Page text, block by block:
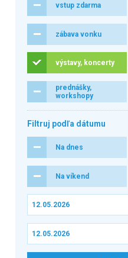
vstup zdarma
zábava vonku
výstavy, koncerty
prednášky,
workshopy
Filtruj podľa dátumu
Na dnes
Na víkend